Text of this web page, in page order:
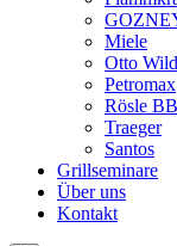
Miele
Otto
Petromax
Rösle
Traeger
Santos
Grillseminare
Über uns
Kontakt